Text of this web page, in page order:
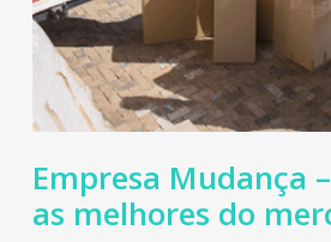
Empresa Mudança
as melhores do